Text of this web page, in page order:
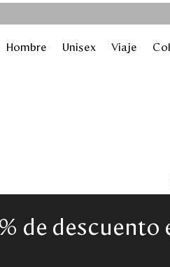
Hombre Unisex Viaje
de descuento